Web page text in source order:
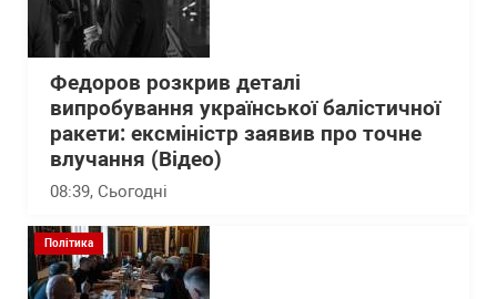
Федоров розкрив деталі
випробування української балістичної
ракети: ексміністр заявив про точне
влучання (Відео)
08:39, Сьогодні
Політика